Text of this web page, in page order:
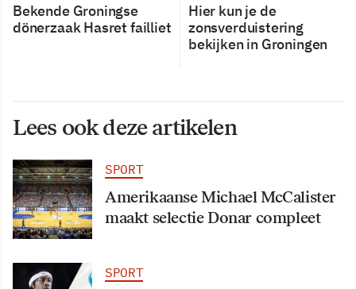
Bekende Groningse
dönerzaak Hasret failliet
Hier kun je de
zonsverduistering
bekijken in Groningen
Lees ook deze artikelen
SPORT
Amerikaanse Michael McCalister
maakt selectie Donar compleet
SPORT